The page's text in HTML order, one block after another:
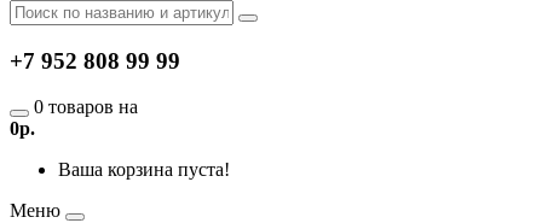
+7 952 808 99 99
0 товаров на
0р.
Ваша корзина пуста!
Меню